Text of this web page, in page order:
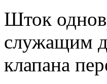
Шток
служащим
клапана